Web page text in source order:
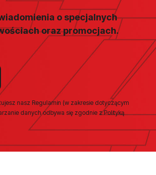
o specjalnych
oraz promocjach.
nasz Regulamin (w zakresie dotyczącym
danych odbywa się zgodnie z Polityką